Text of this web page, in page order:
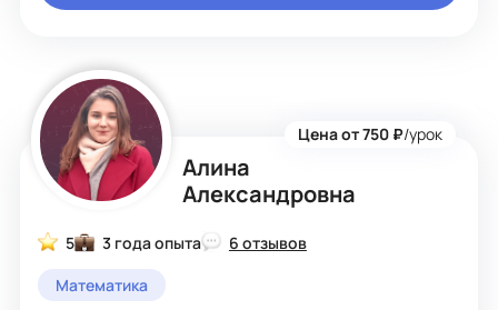
Алина
Александровна
Цена от 750 ₽/урок
5 3 года опыта
6 отзывов
Математика